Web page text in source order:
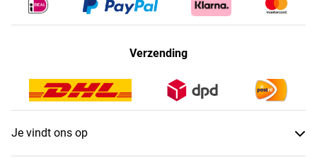
Verzending
Je vindt ons op